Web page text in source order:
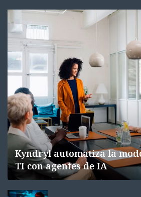
Kyndryl automatiza la
TI con agentes de IA